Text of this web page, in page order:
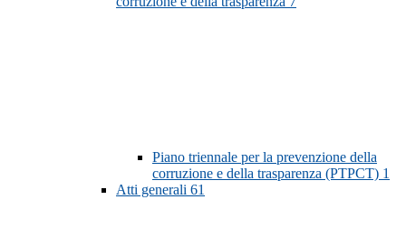
Piano triennale per la prevenzione della
corruzione e della trasparenza (PTPCT) 1
Atti generali 61